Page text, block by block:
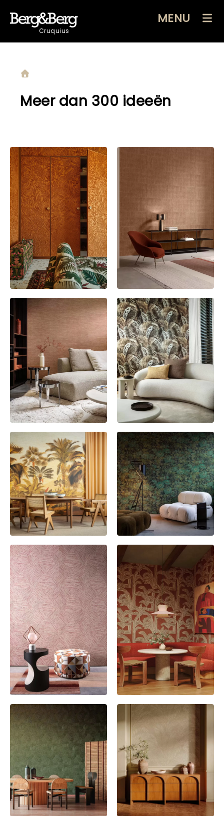
Cruquius
MENU
Meer dan 300 ideeën